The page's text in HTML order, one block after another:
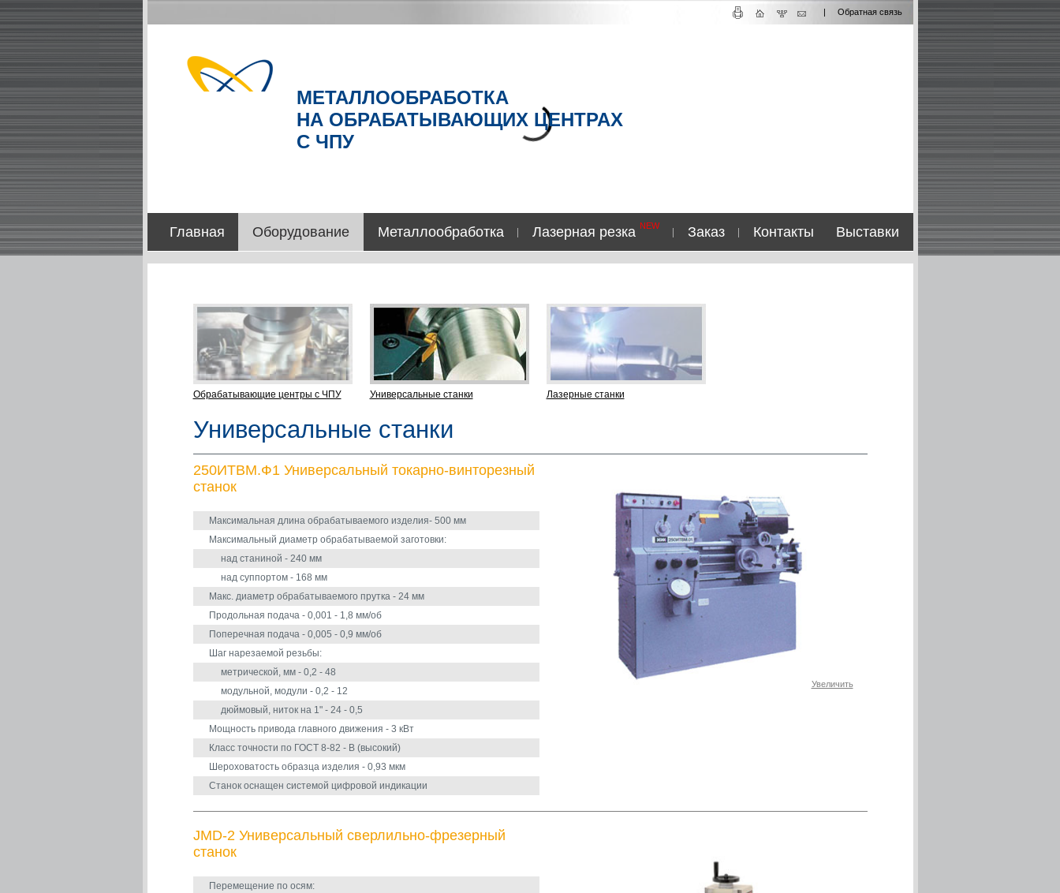
| Обратная связь
Главная Оборудование Металлообработка Лазерная резка NEW Заказ Контакты Выставки
Обрабатывающие центры с ЧПУ Универсальные станки Лазерные станки
Универсальные станки
Увеличить
250ИТВМ.Ф1 Универсальный токарно-винторезный
станок
Максимальная длина обрабатываемого изделия- 500 мм
Максимальный диаметр обрабатываемой заготовки:
над станиной - 240 мм
над суппортом - 168 мм
Макс. диаметр обрабатываемого прутка - 24 мм
Продольная подача - 0,001 - 1,8 мм/об
Поперечная подача - 0,005 - 0,9 мм/об
Шаг нарезаемой резьбы:
метрической, мм - 0,2 - 48
модульной, модули - 0,2 - 12
дюймовый, ниток на 1" - 24 - 0,5
Мощность привода главного движения - 3 кВт
Класс точности по ГОСТ 8-82 - В (высокий)
Шероховатость образца изделия - 0,93 мкм
Станок оснащен системой цифровой индикации
JMD-2 Универсальный сверлильно-фрезерный
станок
Перемещение по осям: